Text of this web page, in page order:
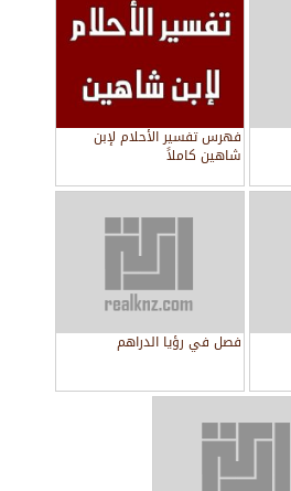
فهرس تفسير الأحلام لإبن
شاهين كاملاً
فصل في رؤيا الدراهم